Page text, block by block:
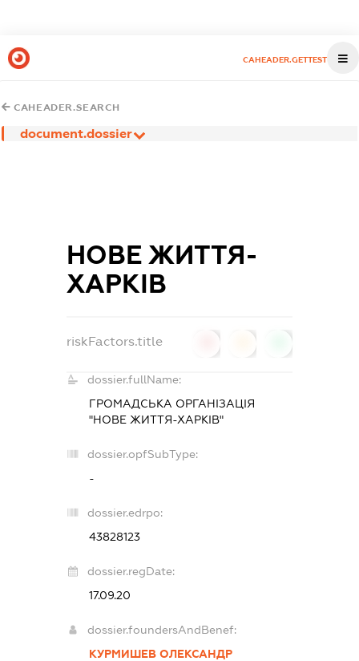
CAHEADER.GETTEST
CAHEADER.SEARCH
document.dossier
НОВЕ ЖИТТЯ-
ХАРКІВ
riskFactors.title
dossier.fullName:
ГРОМАДСЬКА ОРГАНІЗАЦІЯ
"НОВЕ ЖИТТЯ-ХАРКІВ"
dossier.opfSubType:
-
dossier.edrpo:
43828123
dossier.regDate:
17.09.20
dossier.foundersAndBenef:
КУРМИШЕВ ОЛЕКСАНДР